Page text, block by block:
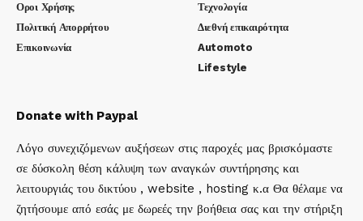
Οροι Χρήσης
Πολιτική Απορρήτου
Επικοινωνία
Τεχνολογία
Διεθνή επικαιρότητα
Automoto
Lifestyle
Donate with Paypal
Λόγο συνεχιζόμενων αυξήσεων στις παροχές μας βρισκόμαστε
σε δύσκολη θέση κάλυψη των αναγκών συντήρησης και
λειτουργιάς του δικτύου , website , hosting κ.α Θα θέλαμε να
ζητήσουμε από εσάς με δωρεές την βοήθεια σας και την στήριξη